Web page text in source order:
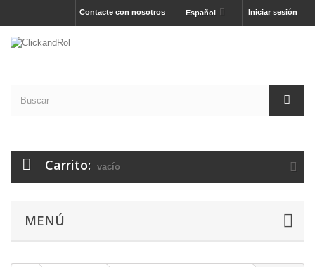
Iniciar sesión
Español
Contacte con nosotros
Carrito: vacío
MENÚ